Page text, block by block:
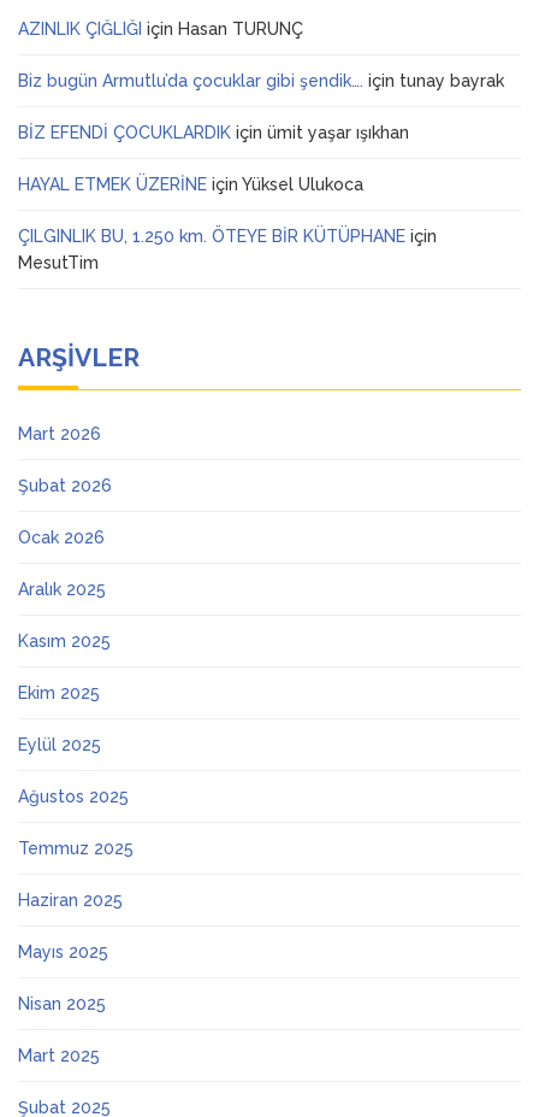
AZINLIK ÇIĞLIĞI için Hasan TURUNÇ
Biz bugün Armutlu’da çocuklar gibi şendik…. için tunay bayrak
BİZ EFENDİ ÇOCUKLARDIK için ümit yaşar ışıkhan
HAYAL ETMEK ÜZERİNE için Yüksel Ulukoca
ÇILGINLIK BU, 1.250 km. ÖTEYE BİR KÜTÜPHANE için
MesutTim
ARŞIVLER
Mart 2026
Şubat 2026
Ocak 2026
Aralık 2025
Kasım 2025
Ekim 2025
Eylül 2025
Ağustos 2025
Temmuz 2025
Haziran 2025
Mayıs 2025
Nisan 2025
Mart 2025
Şubat 2025